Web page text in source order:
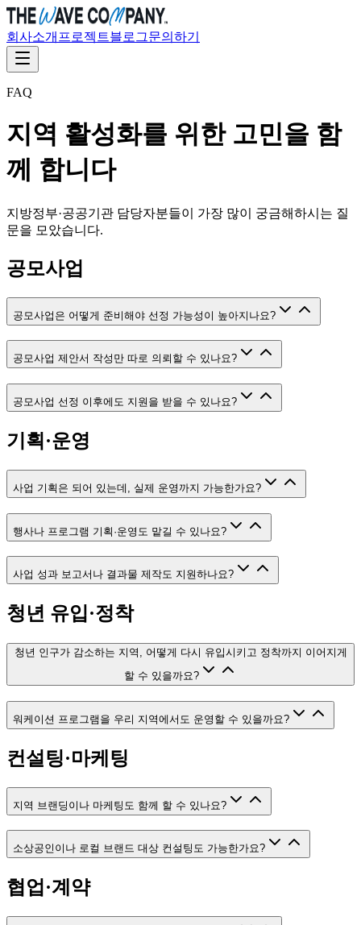
회사소개 프로젝트블로그문의하기
FAQ
지역 활성화를 위한 고민을 함
께 합니다
지방정부·공공기관 담당자분들이 가장 많이 궁금해하시는 질
문을 모았습니다.
공모사업
공모사업은 어떻게 준비해야 선정 가능성이 높아지나요?
공모사업 제안서 작성만 따로 의뢰할 수 있나요?
공모사업 선정 이후에도 지원을 받을 수 있나요?
기획·운영
사업 기획은 되어 있는데, 실제 운영까지 가능한가요?
행사나 프로그램 기획·운영도 맡길 수 있나요?
사업 성과 보고서나 결과물 제작도 지원하나요?
청년 유입·정착
청년 인구가 감소하는 지역, 어떻게 다시 유입시키고 정착까지 이어지게
할 수 있을까요?
워케이션 프로그램을 우리 지역에서도 운영할 수 있을까요?
컨설팅·마케팅
지역 브랜딩이나 마케팅도 함께 할 수 있나요?
소상공인이나 로컬 브랜드 대상 컨설팅도 가능한가요?
협업·계약